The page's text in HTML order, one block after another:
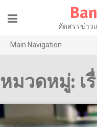
content
คัดสรรข่าว
Main Navigation
เศรษฐกิจ
หมวดหมู่: เ